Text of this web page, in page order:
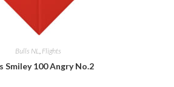
Bulls NL, Flights
Smiley 100 Angry No.2